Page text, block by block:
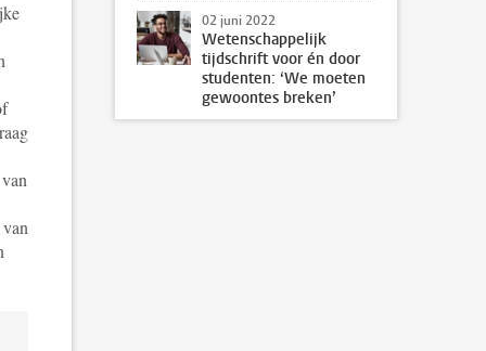
02 juni 2022
Wetenschappelijk
tijdschrift voor én door
studenten: ‘We moeten
gewoontes breken’